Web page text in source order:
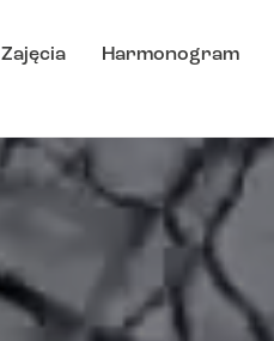
Zajęcia Harmonogram